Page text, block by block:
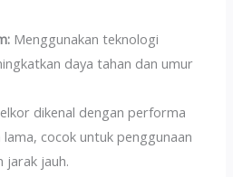
Menggunakan teknologi
daya tahan dan umur
dikenal dengan performa
cocok untuk penggunaan
jarak jauh.